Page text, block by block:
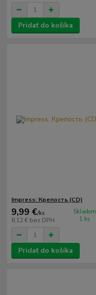
Pridať do košíka
Impress: Крепость (CD)
9,99 €/ks
8,12 € bez DPH
Skladom
1 ks
Pridať do košíka